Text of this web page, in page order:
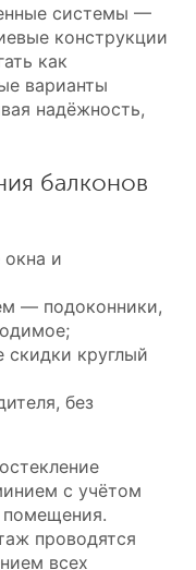
системы —
конструкции
как
варианты
надёжность,
балконов
окна и
— подоконники,
скидки круглый
без
с учётом
помещения.
проводятся
всех